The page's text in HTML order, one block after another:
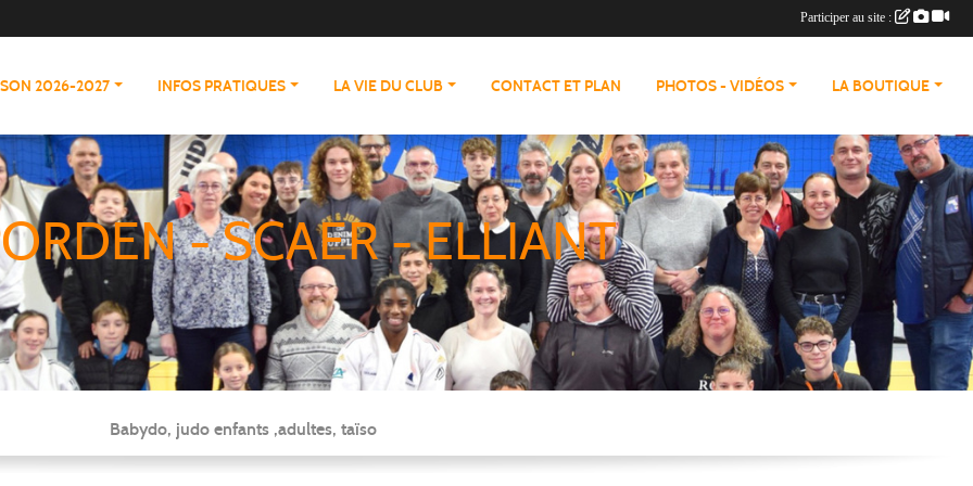
2026-2027 INFOS PRATIQUES LA VIE DU CLUB CONTACT ET PLAN PHOTOS - VIDÉOS LA BOUTIQUE
- SCAER - ELLIANT
Babydo, judo enfants ,adultes, taïso
Participer au site :